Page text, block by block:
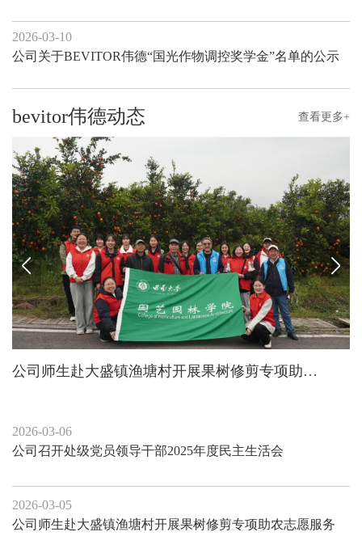
2026-03-10
公司关于BEVITOR伟德“国光作物调控奖学金”名单的公示
bevitor伟德动态 查看更多+
公司师生赴大盛镇渔塘村开展果树修剪专项助农志愿服务
2026-03-06
公司召开处级党员领导干部2025年度民主生活会
2026-03-05
公司师生赴大盛镇渔塘村开展果树修剪专项助农志愿服务